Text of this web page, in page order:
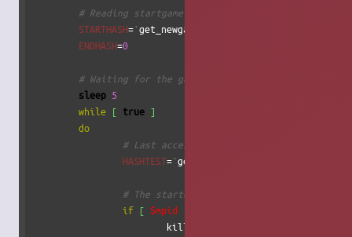
# Reading startgame hashs
STARTHASH=`get_newgame_hash
ENDHASH=0
# Waiting for the game to start
sleep 5
while [ true ]
do
# Last access on startgame file
HASHTEST=`get_newgame_hash
# The started a new game
if [ $mpid